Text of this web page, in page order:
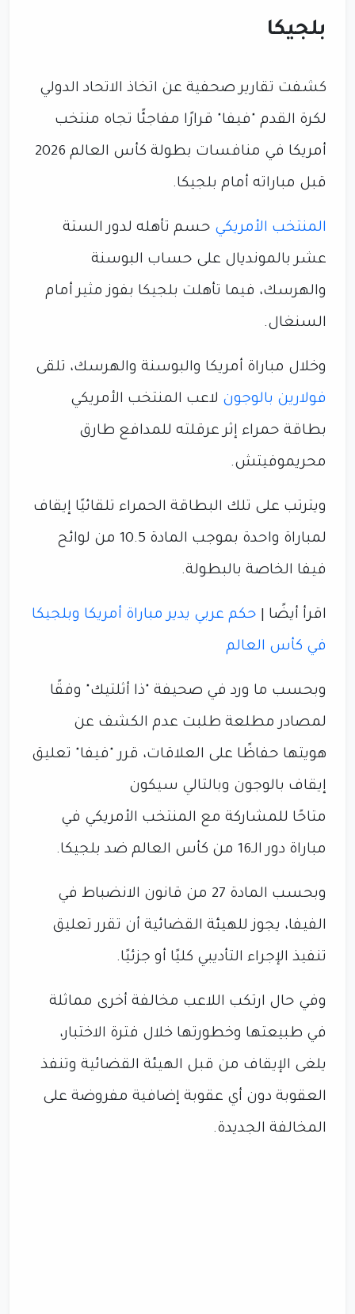
بلجيكا
كشفت تقارير صحفية عن اتخاذ الاتحاد الدولي
لكرة القدم "فيفا" قرارًا مفاجئًا تجاه منتخب
أمريكا في منافسات بطولة كأس العالم 2026
قبل مباراته أمام بلجيكا.
المنتخب الأمريكي حسم تأهله لدور الستة
عشر بالمونديال على حساب البوسنة
والهرسك، فيما تأهلت بلجيكا بفوز مثير أمام
السنغال.
وخلال مباراة أمريكا والبوسنة والهرسك، تلقى
فولارين بالوجون لاعب المنتخب الأمريكي
بطاقة حمراء إثر عرقلته للمدافع طارق
محريموفيتش.
ويترتب على تلك البطاقة الحمراء تلقائيًا إيقاف
لمباراة واحدة بموجب المادة 10.5 من لوائح
فيفا الخاصة بالبطولة.
اقرأ أيضًا | حكم عربي يدير مباراة أمريكا وبلجيكا
في كأس العالم
وبحسب ما ورد في صحيفة "ذا أثلتيك" وفقًا
لمصادر مطلعة طلبت عدم الكشف عن
هويتها حفاظًا على العلاقات، قرر "فيفا" تعليق
إيقاف بالوجون وبالتالي سيكون
متاحًا للمشاركة مع المنتخب الأمريكي في
مباراة دور الـ16 من كأس العالم ضد بلجيكا.
وبحسب المادة 27 من قانون الانضباط في
الفيفا، يجوز للهيئة القضائية أن تقرر تعليق
تنفيذ الإجراء التأديبي كليًا أو جزئيًا.
وفي حال ارتكب اللاعب مخالفة أخرى مماثلة
في طبيعتها وخطورتها خلال فترة الاختبار،
يلغى الإيقاف من قبل الهيئة القضائية وتنفذ
العقوبة دون أي عقوبة إضافية مفروضة على
المخالفة الجديدة.